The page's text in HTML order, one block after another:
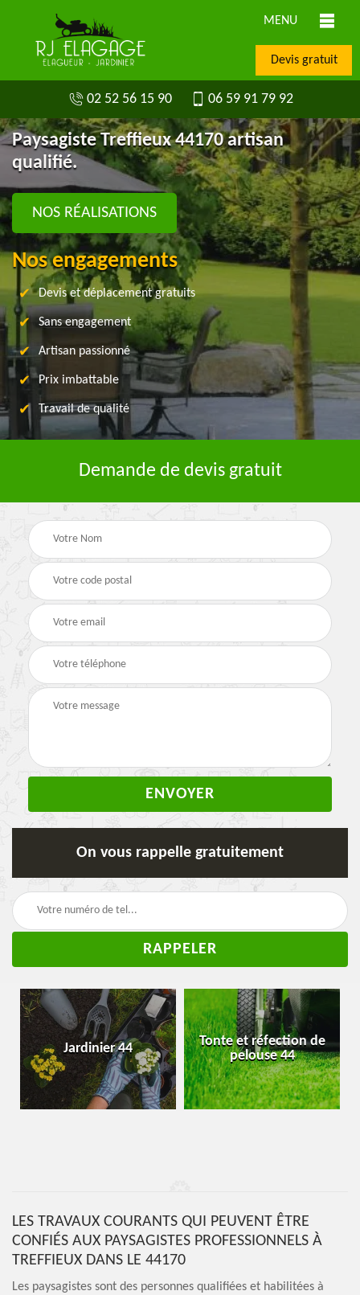
MENU
Devis gratuit
02 52 56 15 90 06 59 91 79 92
Paysagiste Treffieux 44170 artisan
qualifié.
NOS RÉALISATIONS
Nos engagements
Devis et déplacement gratuits
Sans engagement
Artisan passionné
Prix imbattable
Travail de qualité
Demande de devis gratuit
On vous rappelle gratuitement
Jardinier 44
Tonte et réfection de
pelouse 44
LES TRAVAUX COURANTS QUI PEUVENT ÊTRE
CONFIÉS AUX PAYSAGISTES PROFESSIONNELS À
TREFFIEUX DANS LE 44170
Les paysagistes sont des personnes qualifiées et habilitées à